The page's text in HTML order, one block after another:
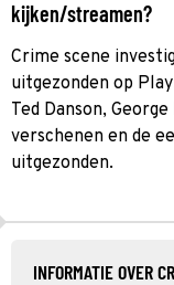
kijken/streamen?
Crime scene
uitgezonden op
Ted Danson,
verschenen en de
uitgezonden.
INFORMATIE OVER